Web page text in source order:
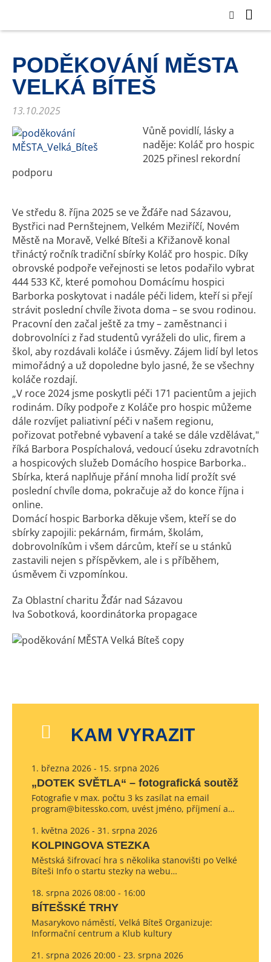
PODĚKOVÁNÍ MĚSTA
VELKÁ BÍTEŠ
13.10.2025
Vůně povidlí, lásky a
naděje: Koláč pro hospic
2025 přinesl rekordní
podporu
Ve středu 8. října 2025 se ve Žďáře nad Sázavou,
Bystřici nad Pernštejnem, Velkém Meziříčí, Novém
Městě na Moravě, Velké Bíteši a Křižanově konal
třináctý ročník tradiční sbírky Koláč pro hospic. Díky
obrovské podpoře veřejnosti se letos podařilo vybrat
444 533 Kč, které pomohou Domácímu hospici
Barborka poskytovat i nadále péči lidem, kteří si přejí
strávit poslední chvíle života doma – se svou rodinou.
Pracovní den začal ještě za tmy – zaměstnanci i
dobrovolníci z řad studentů vyráželi do ulic, firem a
škol, aby rozdávali koláče i úsměvy. Zájem lidí byl letos
mimořádný a už dopoledne bylo jasné, že se všechny
koláče rozdají.
„V roce 2024 jsme poskytli péči 171 pacientům a jejich
rodinám. Díky podpoře z Koláče pro hospic můžeme
dále rozvíjet paliativní péči v našem regionu,
pořizovat potřebné vybavení a také se dále vzdělávat,"
říká Barbora Pospíchalová, vedoucí úseku zdravotních
a hospicových služeb Domácího hospice Barborka..
Sbírka, která naplňuje přání mnoha lidí prožít své
poslední chvíle doma, pokračuje až do konce října i
online.
Domácí hospic Barborka děkuje všem, kteří se do
sbírky zapojili: pekárnám, firmám, školám,
dobrovolníkům i všem dárcům, kteří se u stánků
zastavili nejen s příspěvkem, ale i s příběhem,
úsměvem či vzpomínkou.
Za Oblastní charitu Žďár nad Sázavou
Iva Sobotková, koordinátorka propagace
KAM VYRAZIT
1. března 2026 - 15. srpna 2026
„DOTEK SVĚTLA“ – fotografická soutěž
Fotografie v max. počtu 3 ks zasílat na email
program@bitessko.com, uvést jméno, příjmení a…
1. května 2026 - 31. srpna 2026
KOLPINGOVA STEZKA
Městská šifrovací hra s několika stanovišti po Velké
Bíteši Info o startu stezky na webu…
18. srpna 2026 08:00 - 16:00
BÍTEŠSKÉ TRHY
Masarykovo náměstí, Velká Bíteš Organizuje:
Informační centrum a Klub kultury
21. srpna 2026 20:00 - 23. srpna 2026